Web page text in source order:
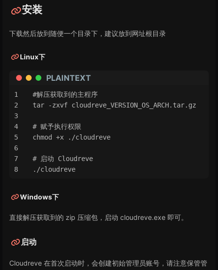
安装
下载然后放到随便一个目录下，建议放到网址根目录
Linux下
PLAINTEXT
#解压获取到的主程序
tar -zxvf cloudreve_VERSION_OS_ARCH.tar.gz
# 赋予执行权限
chmod +x ./cloudreve
# 启动 Cloudreve
./cloudreve
Windows下
直接解压获取到的 zip 压缩包，启动 cloudreve.exe 即可。
启动
Cloudreve 在首次启动时，会创建初始管理员账号，请注意保管管